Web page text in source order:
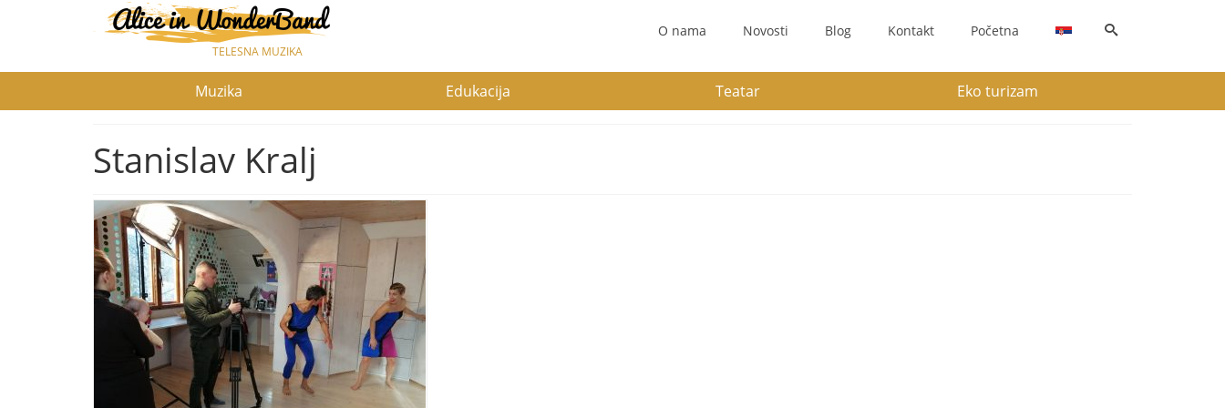
TELESNA MUZIKA
O nama Novosti Blog Kontakt Početna
Muzika Edukacija Teatar Eko turizam
Stanislav Kralj